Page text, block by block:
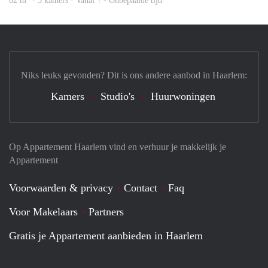
Op Appartement Haarlem vind en verhuur je makkelijk je
Appartement
Voorwaarden & privacy Contact
Faq
Voor Makelaars
Partners
Gratis je Appartement aanbieden in Haarlem
Niks leuks gevonden? Dit is ons andere aanbod in Haarlem:
Kamers Studio's Huurwoningen